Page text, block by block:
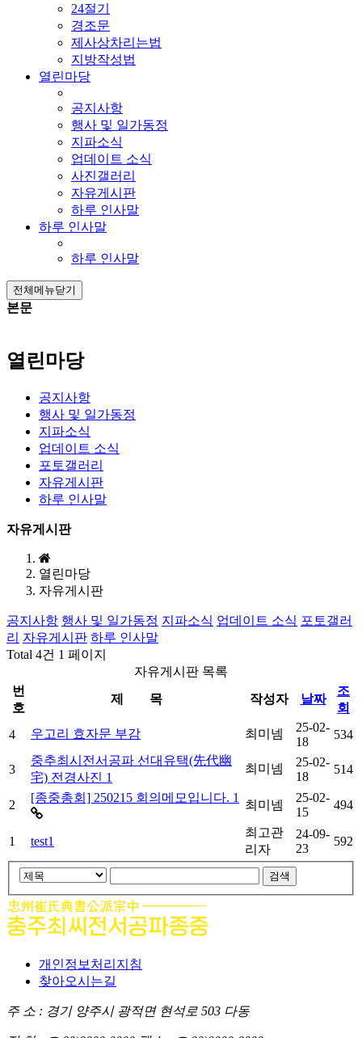
24절기
경조문
제사상차리는법
지방작성법
열린마당
공지사항
행사 및 일가동정
지파소식
업데이트 소식
사진갤러리
자유게시판
하루 인사말
하루 인사말
하루 인사말
전체메뉴닫기
본문
열린마당
공지사항
행사 및 일가동정
지파소식
업데이트 소식
포토갤러리
자유게시판
하루 인사말
자유게시판
열린마당
자유게시판
공지사항 행사 및 일가동정 지파소식 업데이트 소식 포토갤러
리 자유게시판 하루 인사말
Total 4건 1 페이지
자유게시판 목록
번
호
제 목 작성자 날짜
조
회
4
우고리 효자문 부감 최미넴
25-02-
18
534
3
중추최시전서공파 선대유택(先代幽
宅) 전경사진 댓
글
1
최미넴
25-02-
18
514
2
[종중총회] 250215 회의메모입니다. 댓
1 개
최미넴
25-02-
15
494
1 test1
최고관
리자
24-09-
23
592
검
대
상
어
필
개인정보처리지침
찾아오시는길
주 소 : 경기 양주시 광적면 현석로 503 다동